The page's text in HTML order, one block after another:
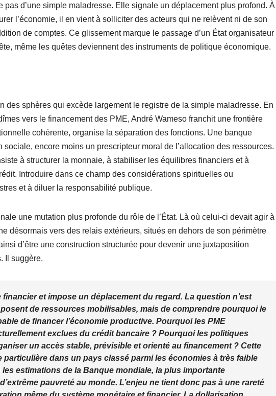
d’une simple maladresse. Elle signale un déplacement plus profond. À
l’économie, il en vient à solliciter des acteurs qui ne relèvent ni de son
de comptes. Ce glissement marque le passage d’un État organisateur
même les quêtes deviennent des instruments de politique économique.
des sphères qui excède largement le registre de la simple maladresse. En
vers le financement des PME, André Wameso franchit une frontière
cohérente, organise la séparation des fonctions. Une banque
sociale, encore moins un prescripteur moral de l’allocation des ressources.
à structurer la monnaie, à stabiliser les équilibres financiers et à
Introduire dans ce champ des considérations spirituelles ou
et à diluer la responsabilité publique.
une mutation plus profonde du rôle de l’État. Là où celui-ci devait agir à
désormais vers des relais extérieurs, situés en dehors de son périmètre
d’être une construction structurée pour devenir une juxtaposition
Il suggère.
et impose un déplacement du regard. La question n’est
de ressources mobilisables, mais de comprendre pourquoi le
de financer l’économie productive. Pourquoi les PME
exclues du crédit bancaire ? Pourquoi les politiques
un accès stable, prévisible et orienté au financement ? Cette
dans un pays classé parmi les économies à très faible
estimations de la Banque mondiale, la plus importante
pauvreté au monde. L’enjeu ne tient donc pas à une rareté